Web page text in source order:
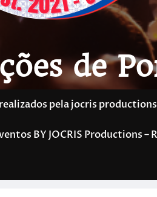
de
pela jocris
BY JOCRIS Productions –